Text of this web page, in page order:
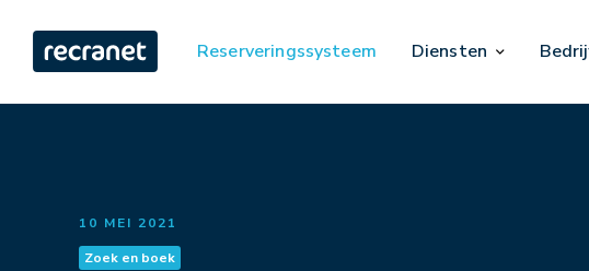
Reserveringssysteem Diensten
10 MEI 2021
Zoek en boek